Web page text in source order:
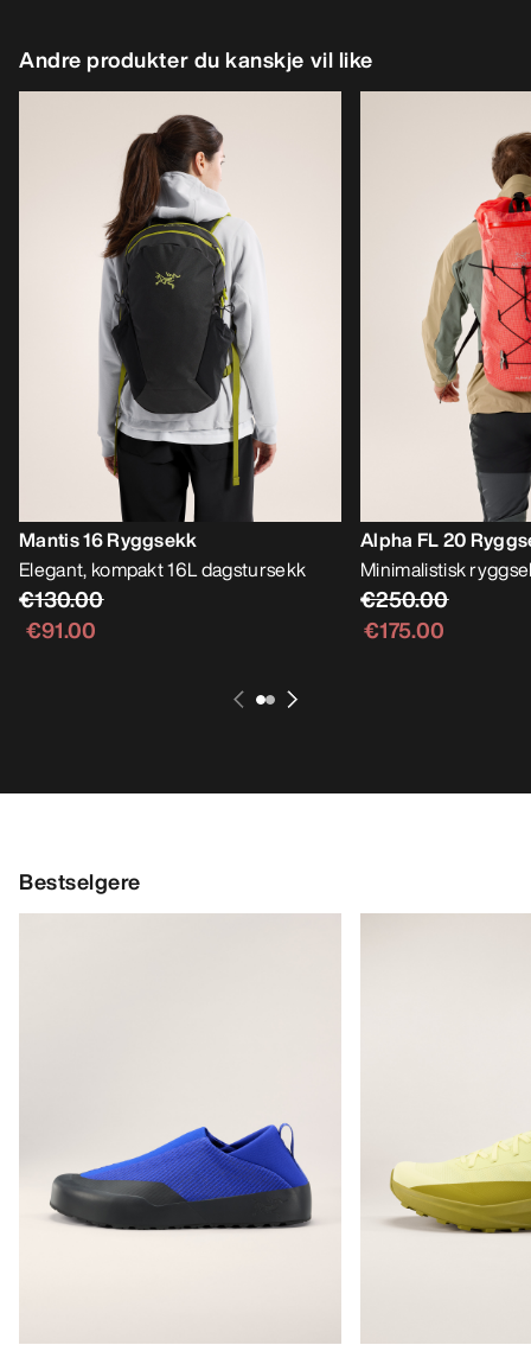
Andre produkter du kanskje vil like
Mantis 16 Ryggsekk
Elegant, kompakt 16L dagstursekk
€130.00
€91.00
Alpha FL 20
Minimalistisk
€250.00
€175.00
Bestselgere